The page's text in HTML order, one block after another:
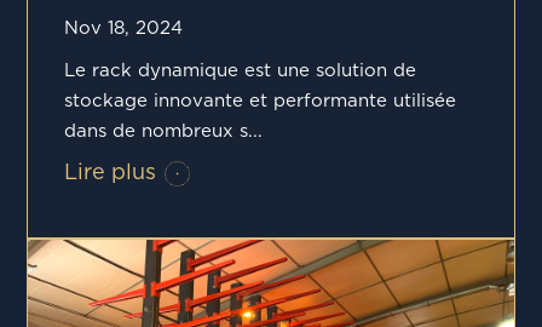
Nov 18, 2024
Le rack dynamique est une solution de
stockage innovante et performante utilisée
dans de nombreux s...
Lire plus